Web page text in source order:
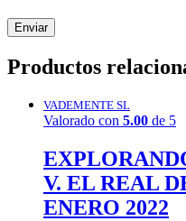
Productos
VADEMENTE SL
Valorado con 5.00 de 5
V. EL REAL
ENERO 2022